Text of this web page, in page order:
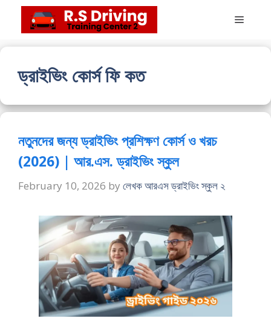
content
Menu
ড্রাইভিং কোর্স ফি কত
নতুনদের জন্য ড্রাইভিং প্রশিক্ষণ কোর্স ও খরচ
(2026) | আর.এস. ড্রাইভিং স্কুল
February 10, 2026 by লেখক আরএস ড্রাইভিং স্কুল ২